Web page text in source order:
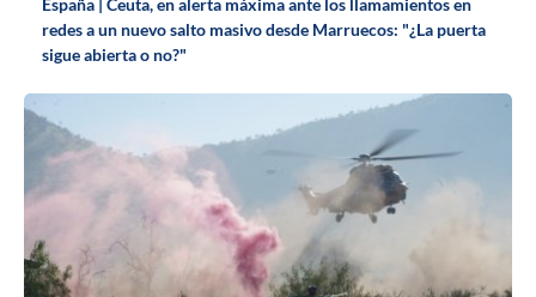
España | Ceuta, en alerta máxima ante los llamamientos en
redes a un nuevo salto masivo desde Marruecos: "¿La puerta
sigue abierta o no?"